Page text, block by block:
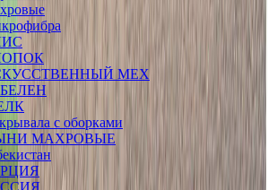
МЕХ
с оборками
МАХРОВЫЕ